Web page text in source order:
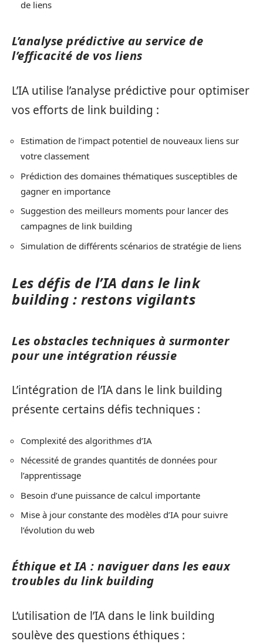
de liens
L’analyse prédictive au service de
l’efficacité de vos liens
L’IA utilise l’analyse prédictive pour optimiser
vos efforts de link building :
Estimation de l’impact potentiel de nouveaux liens sur
votre classement
Prédiction des domaines thématiques susceptibles de
gagner en importance
Suggestion des meilleurs moments pour lancer des
campagnes de link building
Simulation de différents scénarios de stratégie de liens
Les défis de l’IA dans le link
building : restons vigilants
Les obstacles techniques à surmonter
pour une intégration réussie
L’intégration de l’IA dans le link building
présente certains défis techniques :
Complexité des algorithmes d’IA
Nécessité de grandes quantités de données pour
l’apprentissage
Besoin d’une puissance de calcul importante
Mise à jour constante des modèles d’IA pour suivre
l’évolution du web
Éthique et IA : naviguer dans les eaux
troubles du link building
L’utilisation de l’IA dans le link building
soulève des questions éthiques :